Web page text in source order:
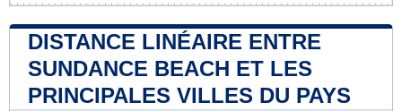
DISTANCE LINÉAIRE ENTRE
SUNDANCE BEACH ET LES
PRINCIPALES VILLES DU PAYS